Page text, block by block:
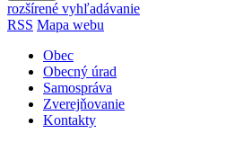
rozšírené vyhľadávanie
RSS Mapa webu
Obec
Obecný úrad
Samospráva
Zverejňovanie
Kontakty